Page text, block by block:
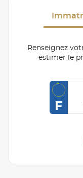
Renseignez
estimer le
F